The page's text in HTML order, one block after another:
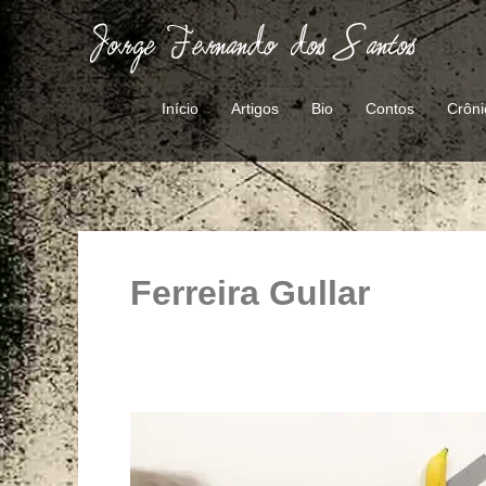
Ir
para
conteúdo
Início Artigos Bio Contos
Ferreira Gullar
de